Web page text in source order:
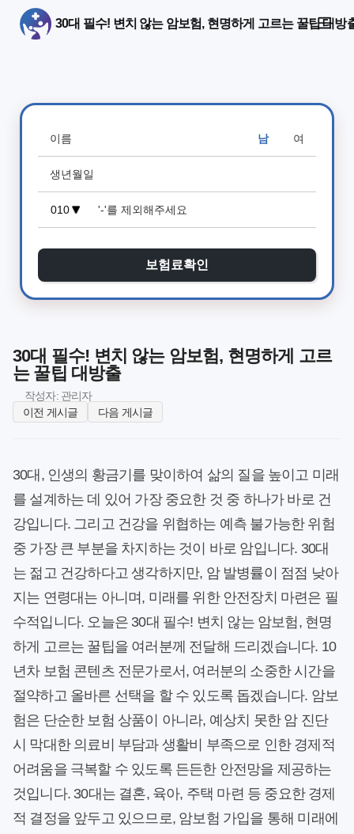
30대 필수! 변치 않는 암보험, 현명하게 고르는 꿀팁 대방
남 여
보험료확인
30대 필수! 변치 않는 암보험, 현명하게 고르
는 꿀팁 대방출
작성자: 관리자
이전 게시글
다음 게시글
30대, 인생의 황금기를 맞이하여 삶의 질을 높이고 미래
를 설계하는 데 있어 가장 중요한 것 중 하나가 바로 건
강입니다. 그리고 건강을 위협하는 예측 불가능한 위험
중 가장 큰 부분을 차지하는 것이 바로 암입니다. 30대
는 젊고 건강하다고 생각하지만, 암 발병률이 점점 낮아
지는 연령대는 아니며, 미래를 위한 안전장치 마련은 필
수적입니다. 오늘은 30대 필수! 변치 않는 암보험, 현명
하게 고르는 꿀팁을 여러분께 전달해 드리겠습니다. 10
년차 보험 콘텐츠 전문가로서, 여러분의 소중한 시간을
절약하고 올바른 선택을 할 수 있도록 돕겠습니다. 암보
험은 단순한 보험 상품이 아니라, 예상치 못한 암 진단
시 막대한 의료비 부담과 생활비 부족으로 인한 경제적
어려움을 극복할 수 있도록 든든한 안전망을 제공하는
것입니다. 30대는 결혼, 육아, 주택 마련 등 중요한 경제
적 결정을 앞두고 있으므로, 암보험 가입을 통해 미래에